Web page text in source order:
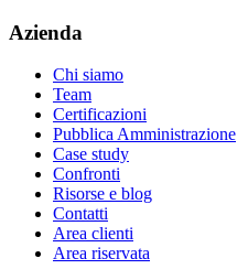
Azienda
Chi siamo
Team
Certificazioni
Pubblica Amministrazione
Case study
Confronti
Risorse e blog
Contatti
Area clienti
Area riservata